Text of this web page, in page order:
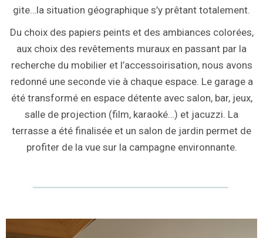
gite…la situation géographique s’y prêtant totalement.
Du choix des papiers peints et des ambiances colorées,
aux choix des revêtements muraux en passant par la
recherche du mobilier et l’accessoirisation, nous avons
redonné une seconde vie à chaque espace. Le garage a
été transformé en espace détente avec salon, bar, jeux,
salle de projection (film, karaoké…) et jacuzzi. La
terrasse a été finalisée et un salon de jardin permet de
profiter de la vue sur la campagne environnante.